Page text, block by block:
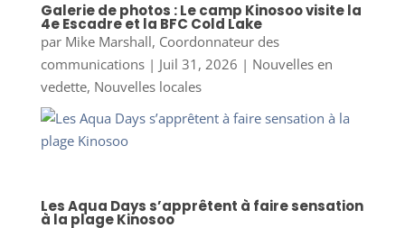
Galerie de photos : Le camp Kinosoo visite la
4e Escadre et la BFC Cold Lake
par Mike Marshall, Coordonnateur des
communications| Juil 31, 2026 | Nouvelles en
vedette, Nouvelles locales
Les Aqua Days s’apprêtent à faire sensation
à la plage Kinosoo